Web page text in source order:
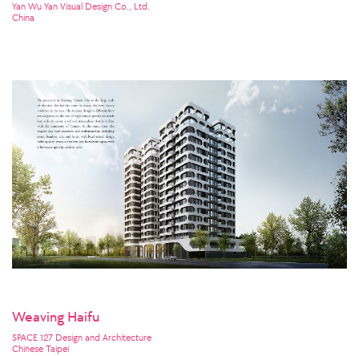
Yan Wu Yan Visual Design Co., Ltd.
China
Weaving Haifu
SPACE 127 Design and Architecture
Chinese Taipei